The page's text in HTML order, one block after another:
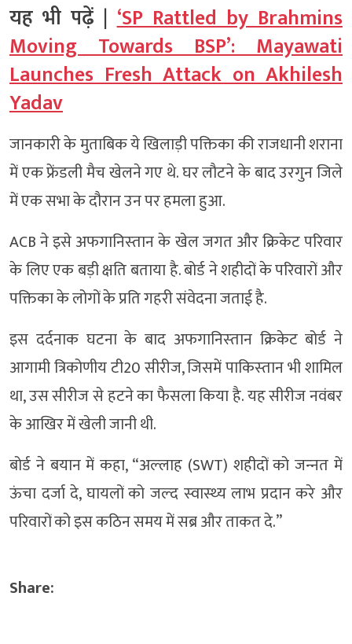
यह भी पढ़ें |‘SP Rattled by Brahmins
Moving Towards BSP’: Mayawati
Launches Fresh Attack on Akhilesh
Yadav
जानकारी के मुताबिक ये खिलाड़ी पक्तिका की राजधानी शराना
में एक फ्रेंडली मैच खेलने गए थे. घर लौटने के बाद उरगुन जिले
में एक सभा के दौरान उन पर हमला हुआ.
ACB ने इसे अफगानिस्‍तान के खेल जगत और क्रिकेट परिवार
के लिए एक बड़ी क्षति बताया है. बोर्ड ने शहीदों के परिवारों और
पक्तिका के लोगों के प्रति गहरी संवेदना जताई है.
इस दर्दनाक घटना के बाद अफगानिस्‍तान क्रिकेट बोर्ड ने
आगामी त्रिकोणीय टी20 सीरीज, जिसमें पाकिस्‍तान भी शामिल
था, उस सीरीज से हटने का फैसला किया है. यह सीरीज नवंबर
के आखिर में खेली जानी थी.
बोर्ड ने बयान में कहा, “अल्‍लाह (SWT) शहीदों को जन्‍नत में
ऊंचा दर्जा दे, घायलों को जल्‍द स्‍वास्‍थ्‍य लाभ प्रदान करे और
परिवारों को इस कठिन समय में सब्र और ताकत दे.”
Share: